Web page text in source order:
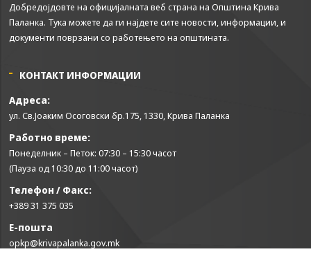
Добредојдовте на официјалната веб страна на Општина Крива
Паланка. Тука можете да ги најдете сите новости, информации, и
документи поврзани со работењето на општината.
КОНТАКТ ИНФОРМАЦИИ
Адреса:
ул. Св.Јоаким Осоговски бр.175, 1330, Крива Паланка
Работно време:
Понеделник – Петок: 07:30 – 15:30 часот
(Пауза од 10:30 до 11:00 часот)
Телефон / Факс:
+389 31 375 035
Е-пошта
opkp@krivapalanka.gov.mk